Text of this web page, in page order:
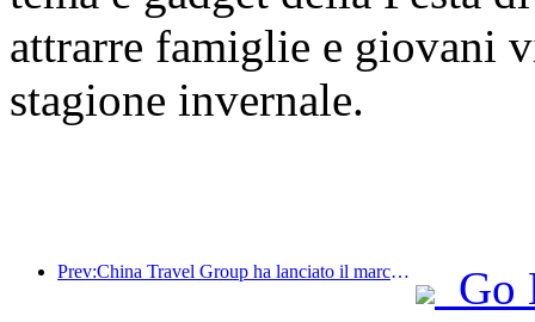
attrarre famiglie e giovani
stagione invernale.
Prev:China Travel Group ha lanciato il marchio 'China Travel Good Times' per espandersi nel mercato del turismo per anziani. Go